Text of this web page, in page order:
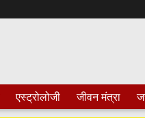
एस्ट्रोलोजी जीवन मंत्रा